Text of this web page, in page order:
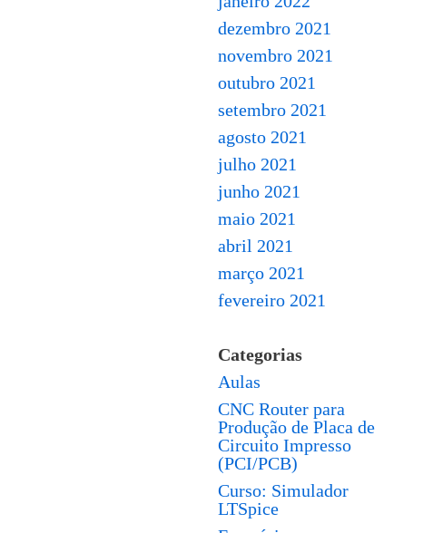
dezembro 2021
novembro 2021
outubro 2021
setembro 2021
agosto 2021
julho 2021
junho 2021
maio 2021
abril 2021
março 2021
fevereiro 2021
Categorias
Aulas
CNC Router para
Produção de Placa de
Circuito Impresso
(PCI/PCB)
Curso: Simulador
LTSpice